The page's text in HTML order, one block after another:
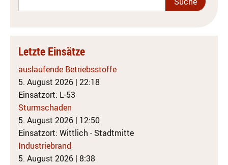
Letzte Einsätze
auslaufende Betriebsstoffe
5. August 2026 | 22:18
Einsatzort: L-53
Sturmschaden
5. August 2026 | 12:50
Einsatzort: Wittlich - Stadtmitte
Industriebrand
5. August 2026 | 8:38